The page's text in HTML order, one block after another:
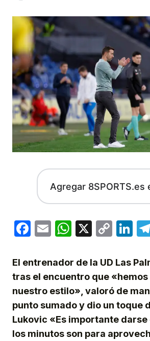
Agregar 8SPORTS.es
Facebook
EmailWhatsApp
X
Copy
El entrenador de la UD Las
tras el encuentro que
nuestro estilo», valoró de
punto sumado y dio un toque
Lukovic «Es importante
los minutos son para